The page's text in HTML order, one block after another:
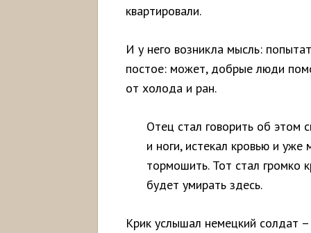
квартировали.
И у него возникла мысль:
постое: может, добрые люди
от холода и ран.
Отец стал говорить об этом
и ноги, истекал кровью и
тормошить. Тот стал громко
будет умирать здесь.
Крик услышал немецкий солдат